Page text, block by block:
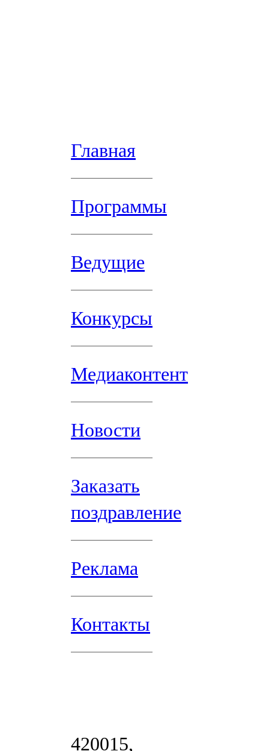
Главная
Программы
Ведущие
Конкурсы
Медиаконтент
Новости
Заказать
поздравление
Реклама
Контакты
420015,